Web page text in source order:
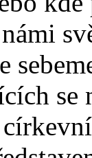
se